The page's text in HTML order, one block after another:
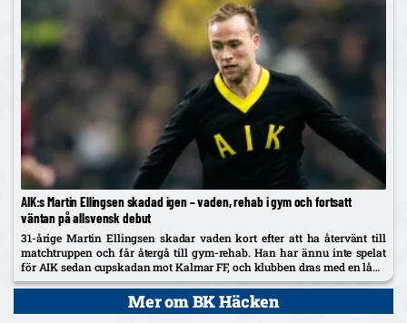
AIK:s Martin Ellingsen skadad igen – vaden, rehab i gym och fortsatt
väntan på allsvensk debut
31-årige Martin Ellingsen skadar vaden kort efter att ha återvänt till
matchtruppen och får återgå till gym-rehab. Han har ännu inte spelat
för AIK sedan cupskadan mot Kalmar FF, och klubben dras med en lång
skadelista som nu också utreds...
Mer om BK Häcken